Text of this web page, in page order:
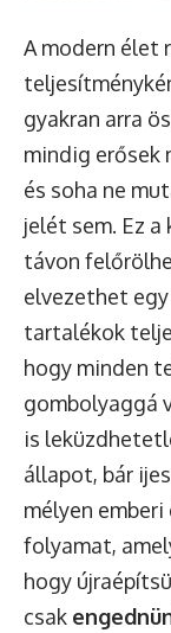
A modern élet
gyakran arra
mindig erősek
és soha ne
jelét sem. Ez
távon
elvezethet
tartalékok
hogy minden
gombolyaggá
is
állapot, bár
mélyen
folyamat,
hogy
csak